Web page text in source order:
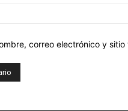
correo electrónico y